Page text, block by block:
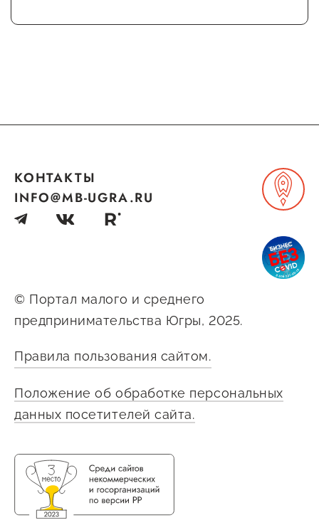
© Портал малого и среднего
предпринимательства Югры, 2025.
Правила пользования сайтом.
Положение об обработке персональных
данных посетителей сайта.
КОНТАКТЫ
INFO@MB-UGRA.RU